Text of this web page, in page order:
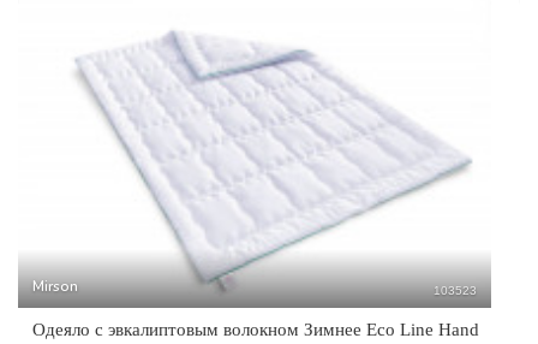
Mirson 103523
Одеяло с эвкалиптовым волокном Зимнее Eco Line Hand